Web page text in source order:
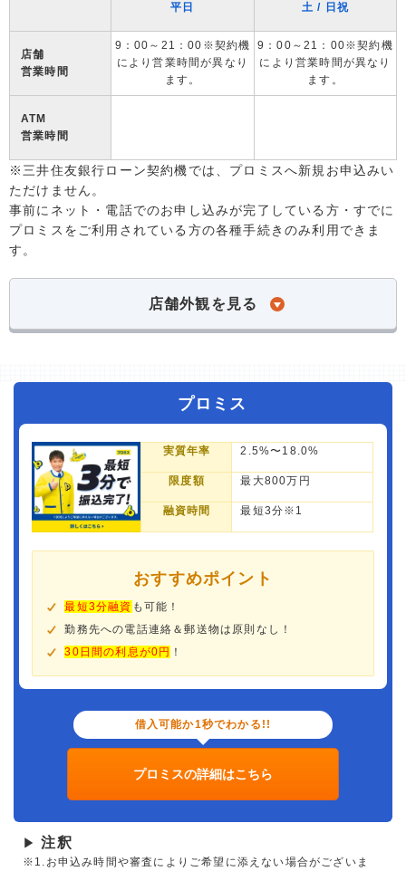
平日 土 / 日祝
店舗
営業時間
9：00～21：00※契約機
により営業時間が異なり
ます。
9：00～21：00※契約機
により営業時間が異なり
ます。
ATM
営業時間
※三井住友銀行ローン契約機では、プロミスへ新規お申込みい
ただけません。
事前にネット・電話でのお申し込みが完了している方・すでに
プロミスをご利用されている方の各種手続きのみ利用できま
す。
店舗外観を見る
プロミス
実質年率 2.5%〜18.0%
限度額 最大800万円
融資時間 最短3分※1
おすすめポイント
最短3分融資 も可能！
勤務先への電話連絡＆郵送物は原則なし！
30日間の利息が0円 ！
借入可能か1秒でわかる!!
プロミスの詳細はこちら
▶ 注釈
※1.お申込み時間や審査によりご希望に添えない場合がございま